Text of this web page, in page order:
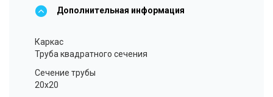
Дополнительная информация
Каркас
Труба квадратного сечения
Сечение трубы
20x20